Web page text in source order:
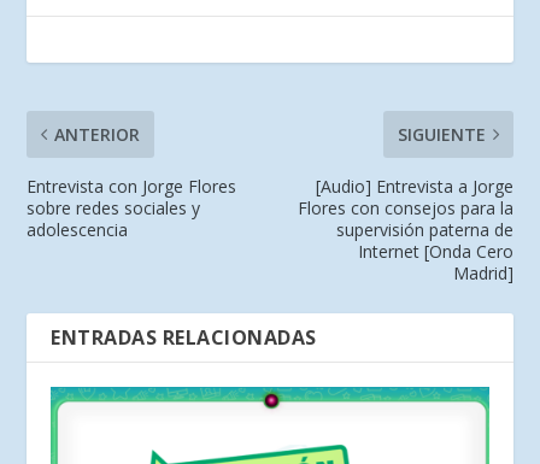
ANTERIOR
Entrevista con Jorge Flores
sobre redes sociales y
adolescencia
SIGUIENTE
[Audio] Entrevista a Jorge
Flores con consejos para la
supervisión paterna de
Internet [Onda Cero
Madrid]
ENTRADAS RELACIONADAS